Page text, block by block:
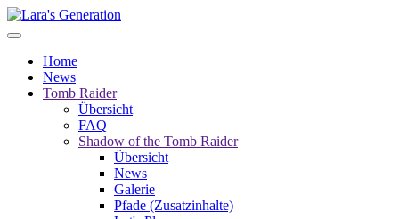
Home
News
Tomb Raider
Übersicht
FAQ
Shadow of the Tomb Raider
Übersicht
News
Galerie
Pfade (Zusatzinhalte)